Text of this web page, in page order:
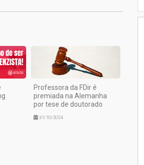
Professora da FDir é
premiada na Alemanha
por tese de doutorado
31/10/2024